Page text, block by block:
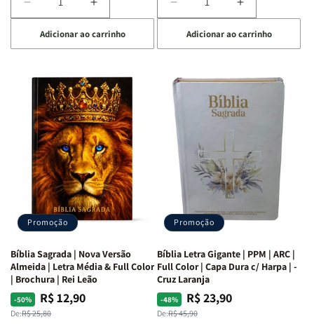
Diminuir
a
quantidade
de
com
Mulheres
da
Bíblia
Isabelle
S.
Alves
Aumentar
a
quantidade
de
com
as
Mulheres
da
Bíblia
|
Isabelle
S.
Alves
Adicionar ao carrinho
Diminuir
a
quantidade
de
a
Bíblia
Livro
por
Livro
um
panorama
completo
dos
66
da
Bíblia
Equipe
teológica
Aumentar
a
quantidade
de
a
Bíblia
Livro
-
um
panorama
completo
dos
da
Bíblia
Adicionar ao carrinho
Promoção
Bíblia Sagrada | Nova Versão
Almeida | Letra Média & Full Color
| Brochura | Rei Leão
-50%
Preço
normal
De:R$ 25,80
Preço
promocional
R$ 12,90
Promoção
Bíblia Letra Gigante | PPM | ARC |
Full Color | Capa Dura c/ Harpa | -
Cruz Laranja
-48%
Preço
normal
De:R$ 45,90
Preço
promocional
R$ 23,90